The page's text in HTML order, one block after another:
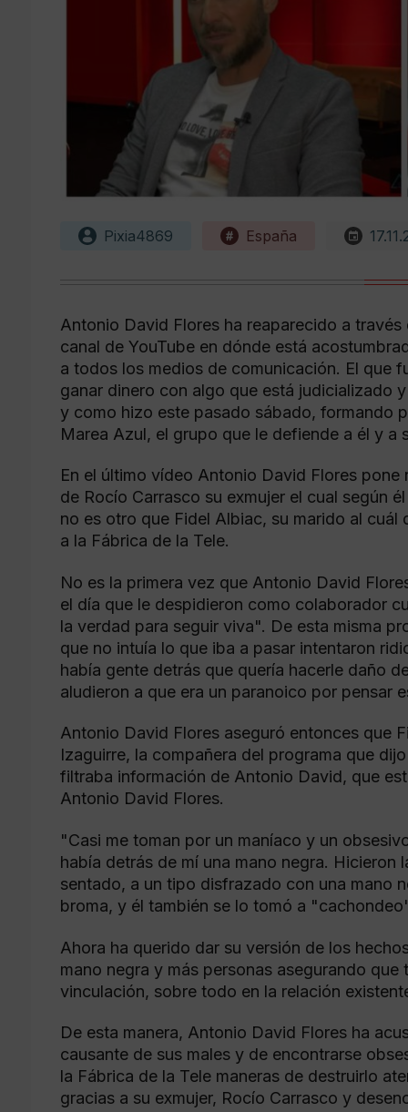
Pixia4869 España
Antonio David Flores ha reaparecido a
canal de YouTube en dónde está
a todos los medios de comunicación. El que
ganar dinero con algo que está judicializado
y como hizo este pasado sábado, formando
Marea Azul, el grupo que le defiende a él y a
En el último vídeo Antonio David Flores
de Rocío Carrasco su exmujer el cual según
no es otro que Fidel Albiac, su marido al
a la Fábrica de la Tele.
No es la primera vez que Antonio David
el día que le despidieron como colaborador
la verdad para seguir viva". De esta misma
que no intuía lo que iba a pasar intentaron
había gente detrás que quería hacerle daño
aludieron a que era un paranoico por pensar
Antonio David Flores aseguró entonces que
Izaguirre, la compañera del programa que
filtraba información de Antonio David, que
Antonio David Flores.
"Casi me toman por un maníaco y un
había detrás de mí una mano negra.
sentado, a un tipo disfrazado con una mano
broma, y él también se lo tomó a
Ahora ha querido dar su versión de los
mano negra y más personas asegurando
vinculación, sobre todo en la relación
De esta manera, Antonio David Flores ha
causante de sus males y de encontrarse
la Fábrica de la Tele maneras de destruirlo
gracias a su exmujer, Rocío Carrasco y